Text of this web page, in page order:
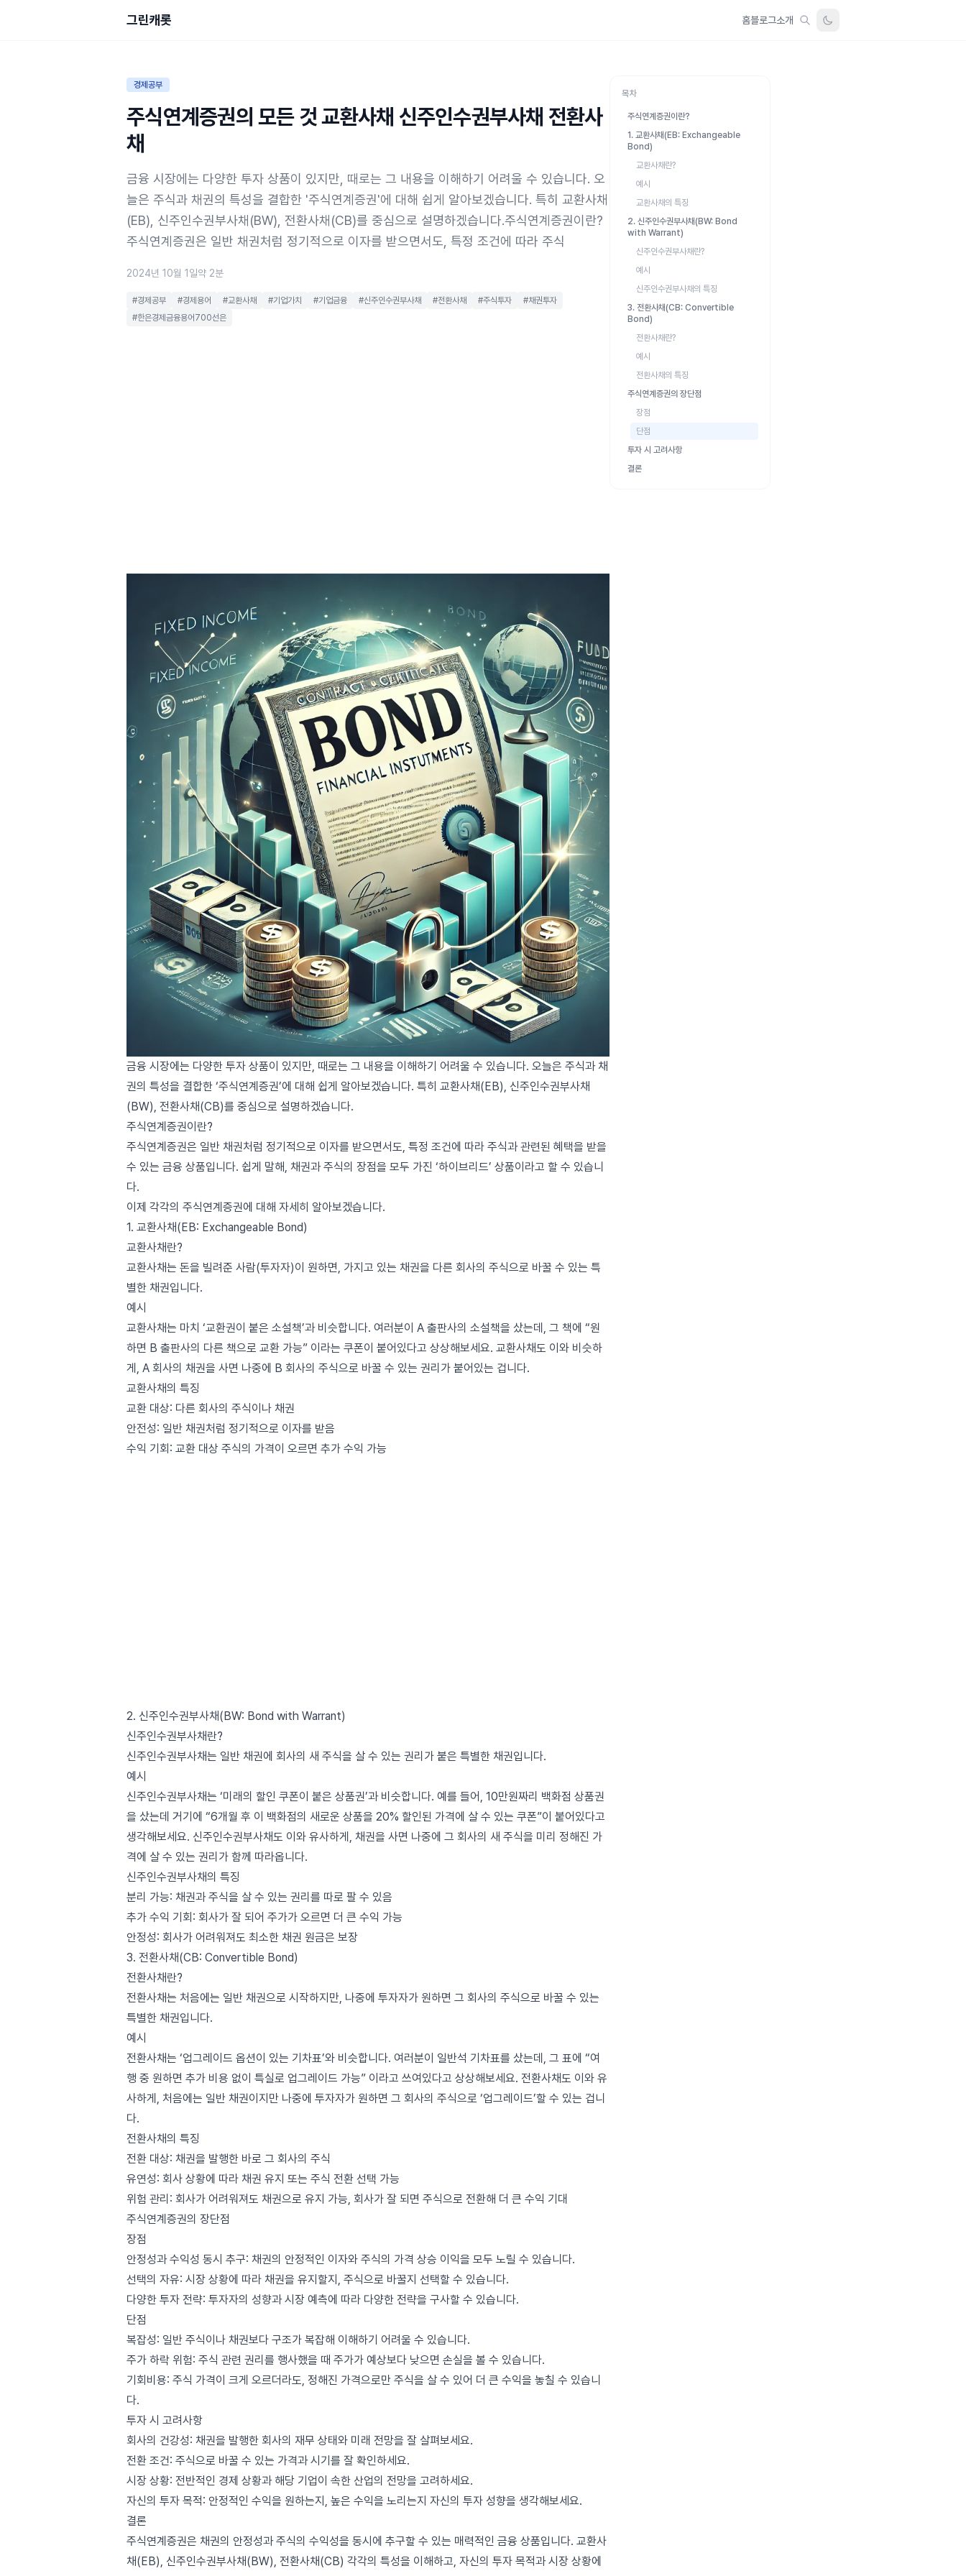
그린캐롯 홈블로그소개
경제공부
주식연계증권의 모든 것 교환사채 신주인수권부사채 전환사
채
금융 시장에는 다양한 투자 상품이 있지만, 때로는 그 내용을 이해하기 어려울 수 있습니다. 오
늘은 주식과 채권의 특성을 결합한 '주식연계증권'에 대해 쉽게 알아보겠습니다. 특히 교환사채
(EB), 신주인수권부사채(BW), 전환사채(CB)를 중심으로 설명하겠습니다.주식연계증권이란?
주식연계증권은 일반 채권처럼 정기적으로 이자를 받으면서도, 특정 조건에 따라 주식
2024년 10월 1일약 2분
#경제공부 #경제용어 #교환사채 #기업가치 #기업금융 #신주인수권부사채 #전환사채 #주식투자
#채권투자
#한은경제금융용어700선은
금융 시장에는 다양한 투자 상품이 있지만, 때로는 그 내용을 이해하기 어려울 수 있습니다. 오늘은 주식과 채
권의 특성을 결합한 ‘주식연계증권’에 대해 쉽게 알아보겠습니다. 특히 교환사채(EB), 신주인수권부사채
(BW), 전환사채(CB)를 중심으로 설명하겠습니다.
주식연계증권이란?
주식연계증권은 일반 채권처럼 정기적으로 이자를 받으면서도, 특정 조건에 따라 주식과 관련된 혜택을 받을
수 있는 금융 상품입니다. 쉽게 말해, 채권과 주식의 장점을 모두 가진 ‘하이브리드’ 상품이라고 할 수 있습니
다.
이제 각각의 주식연계증권에 대해 자세히 알아보겠습니다.
1. 교환사채(EB: Exchangeable Bond)
교환사채란?
교환사채는 돈을 빌려준 사람(투자자)이 원하면, 가지고 있는 채권을 다른 회사의 주식으로 바꿀 수 있는 특
별한 채권입니다.
예시
교환사채는 마치 ‘교환권이 붙은 소설책’과 비슷합니다. 여러분이 A 출판사의 소설책을 샀는데, 그 책에 “원
하면 B 출판사의 다른 책으로 교환 가능” 이라는 쿠폰이 붙어있다고 상상해보세요. 교환사채도 이와 비슷하
게, A 회사의 채권을 사면 나중에 B 회사의 주식으로 바꿀 수 있는 권리가 붙어있는 겁니다.
교환사채의 특징
교환 대상: 다른 회사의 주식이나 채권
안전성: 일반 채권처럼 정기적으로 이자를 받음
수익 기회: 교환 대상 주식의 가격이 오르면 추가 수익 가능
2. 신주인수권부사채(BW: Bond with Warrant)
신주인수권부사채란?
신주인수권부사채는 일반 채권에 회사의 새 주식을 살 수 있는 권리가 붙은 특별한 채권입니다.
예시
신주인수권부사채는 ‘미래의 할인 쿠폰이 붙은 상품권’과 비슷합니다. 예를 들어, 10만원짜리 백화점 상품권
을 샀는데 거기에 “6개월 후 이 백화점의 새로운 상품을 20% 할인된 가격에 살 수 있는 쿠폰”이 붙어있다고
생각해보세요. 신주인수권부사채도 이와 유사하게, 채권을 사면 나중에 그 회사의 새 주식을 미리 정해진 가
격에 살 수 있는 권리가 함께 따라옵니다.
신주인수권부사채의 특징
분리 가능: 채권과 주식을 살 수 있는 권리를 따로 팔 수 있음
추가 수익 기회: 회사가 잘 되어 주가가 오르면 더 큰 수익 가능
안정성: 회사가 어려워져도 최소한 채권 원금은 보장
3. 전환사채(CB: Convertible Bond)
전환사채란?
전환사채는 처음에는 일반 채권으로 시작하지만, 나중에 투자자가 원하면 그 회사의 주식으로 바꿀 수 있는
특별한 채권입니다.
예시
전환사채는 ‘업그레이드 옵션이 있는 기차표’와 비슷합니다. 여러분이 일반석 기차표를 샀는데, 그 표에 “여
행 중 원하면 추가 비용 없이 특실로 업그레이드 가능” 이라고 쓰여있다고 상상해보세요. 전환사채도 이와 유
사하게, 처음에는 일반 채권이지만 나중에 투자자가 원하면 그 회사의 주식으로 ‘업그레이드’할 수 있는 겁니
다.
전환사채의 특징
전환 대상: 채권을 발행한 바로 그 회사의 주식
유연성: 회사 상황에 따라 채권 유지 또는 주식 전환 선택 가능
위험 관리: 회사가 어려워져도 채권으로 유지 가능, 회사가 잘 되면 주식으로 전환해 더 큰 수익 기대
주식연계증권의 장단점
장점
안정성과 수익성 동시 추구: 채권의 안정적인 이자와 주식의 가격 상승 이익을 모두 노릴 수 있습니다.
선택의 자유: 시장 상황에 따라 채권을 유지할지, 주식으로 바꿀지 선택할 수 있습니다.
다양한 투자 전략: 투자자의 성향과 시장 예측에 따라 다양한 전략을 구사할 수 있습니다.
단점
복잡성: 일반 주식이나 채권보다 구조가 복잡해 이해하기 어려울 수 있습니다.
주가 하락 위험: 주식 관련 권리를 행사했을 때 주가가 예상보다 낮으면 손실을 볼 수 있습니다.
기회비용: 주식 가격이 크게 오르더라도, 정해진 가격으로만 주식을 살 수 있어 더 큰 수익을 놓칠 수 있습니
다.
투자 시 고려사항
회사의 건강성: 채권을 발행한 회사의 재무 상태와 미래 전망을 잘 살펴보세요.
전환 조건: 주식으로 바꿀 수 있는 가격과 시기를 잘 확인하세요.
시장 상황: 전반적인 경제 상황과 해당 기업이 속한 산업의 전망을 고려하세요.
자신의 투자 목적: 안정적인 수익을 원하는지, 높은 수익을 노리는지 자신의 투자 성향을 생각해보세요.
결론
주식연계증권은 채권의 안정성과 주식의 수익성을 동시에 추구할 수 있는 매력적인 금융 상품입니다. 교환사
채(EB), 신주인수권부사채(BW), 전환사채(CB) 각각의 특성을 이해하고, 자신의 투자 목적과 시장 상황에
목차
주식연계증권이란?
1. 교환사채(EB: Exchangeable
Bond)
교환사채란?
예시
교환사채의 특징
2. 신주인수권부사채(BW: Bond
with Warrant)
신주인수권부사채란?
예시
신주인수권부사채의 특징
3. 전환사채(CB: Convertible
Bond)
전환사채란?
예시
전환사채의 특징
주식연계증권의 장단점
장점
단점
투자 시 고려사항
결론